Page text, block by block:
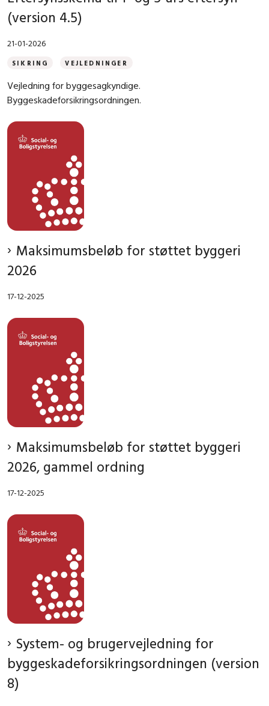
(version 4.5)
21-01-2026
SIKRING VEJLEDNINGER
Vejledning for byggesagkyndige.
Byggeskadeforsikringsordningen.
Maksimumsbeløb for støttet byggeri
2026
17-12-2025
Maksimumsbeløb for støttet byggeri
2026, gammel ordning
17-12-2025
System- og brugervejledning for
byggeskadeforsikringsordningen (version
8)